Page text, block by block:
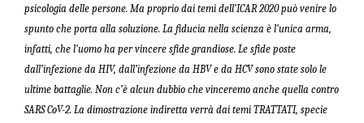
psicologia delle persone. Ma proprio dai temi dell’ICAR 2020 può venire lo
spunto che porta alla soluzione. La fiducia nella scienza è l’unica arma,
infatti, che l’uomo ha per vincere sfide grandiose. Le sfide poste
dall’infezione da HIV, dall’infezione da HBV e da HCV sono state solo le
ultime battaglie. Non c’è alcun dubbio che vinceremo anche quella contro
SARS CoV-2. La dimostrazione indiretta verrà dai temi TRATTATI, specie